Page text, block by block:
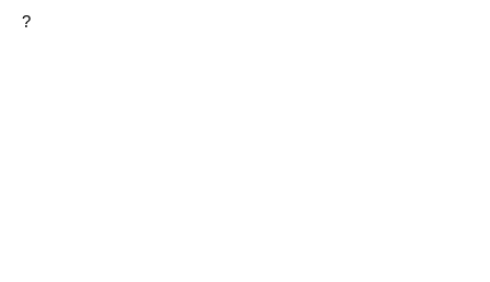
?